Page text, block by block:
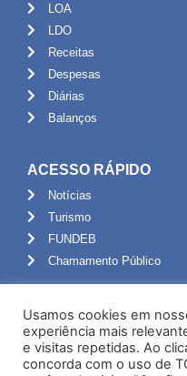
LOA
LDO
Receitas
Despesas
Diárias
Balanços
ACESSO RÁPIDO
Notícias
Turismo
FUNDEB
Chamamento Público
Portal do Servidor
Webmail
Administração
Usamos cookies em
experiência mais
e visitas repetidas. Ao
concorda com o uso de